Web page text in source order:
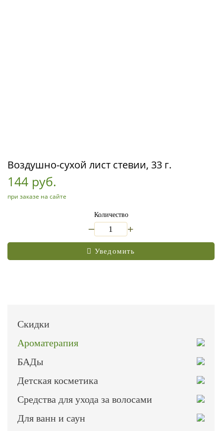
Скидки
Ароматерапия
БАДы
Детская косметика
Средства для ухода за волосами
Для ванн и саун
Воздушно-сухой лист стевии, 33 г.
144 руб.
при заказе на сайте
Количество
+
Уведомить